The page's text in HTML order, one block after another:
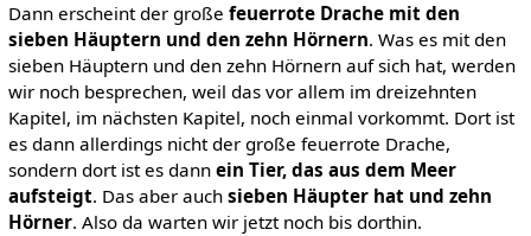
Dann erscheint der große feuerrote Drache mit den
sieben Häuptern und den zehn Hörnern. Was es mit den
sieben Häuptern und den zehn Hörnern auf sich hat, werden
wir noch besprechen, weil das vor allem im dreizehnten
Kapitel, im nächsten Kapitel, noch einmal vorkommt. Dort ist
es dann allerdings nicht der große feuerrote Drache,
sondern dort ist es dann ein Tier, das aus dem Meer
aufsteigt. Das aber auch sieben Häupter hat und zehn
Hörner. Also da warten wir jetzt noch bis dorthin.